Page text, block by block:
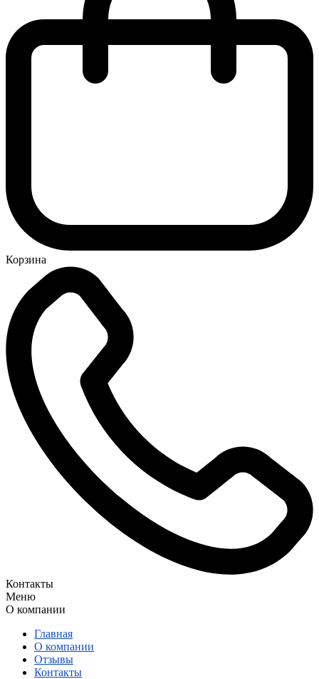
Корзина
Контакты
Меню
О компании
Главная
О компании
Отзывы
Контакты